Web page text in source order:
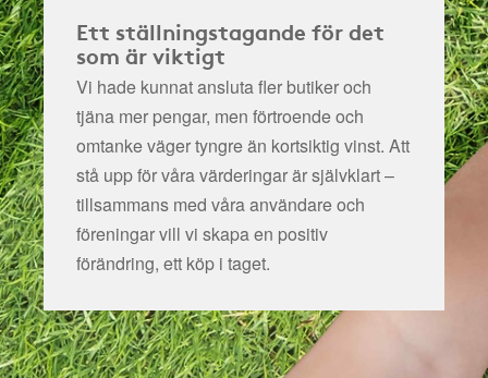
Ett ställningstagande för det
som är viktigt
Vi hade kunnat ansluta fler butiker och
tjäna mer pengar, men förtroende och
omtanke väger tyngre än kortsiktig vinst. Att
stå upp för våra värderingar är självklart –
tillsammans med våra användare och
föreningar vill vi skapa en positiv
förändring, ett köp i taget.